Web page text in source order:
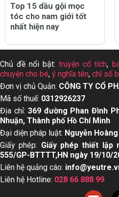
Top 15 dầu gội mọc
tóc cho nam giới tốt
nhất hiện nay
Chủ đề nổi bật:truyện cổ tích,
chuyện cho bé, ý nghĩa tên, chỉ số
Đơn vị chủ Quản: CÔNG TY CỔ
Mã số thuế: 0312926237
Địa chỉ:369 đường Phan Đình
Nhuận, Thành phố Hồ Chí Minh
Đại diện pháp luật: Nguyễn
Giấy phép: Giấy phép thiết lập
555/GP-BTTTT,HN ngày 19/10/
Liên hệ quảng cáo:
Liên hệ Hotline: 028 66 888 99